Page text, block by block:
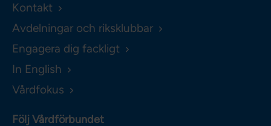
Kontakt
Avdelningar och riksklubbar
Engagera dig fackligt
In English
Vårdfokus
Följ Vårdförbundet